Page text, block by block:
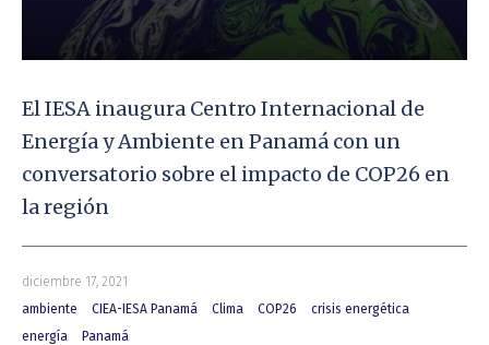
El IESA inaugura Centro Internacional de
Energía y Ambiente en Panamá con un
conversatorio sobre el impacto de COP26 en
la región
diciembre 17, 2021
ambiente
CIEA-IESA Panamá Clima COP26
crisis energética
energía
Panamá